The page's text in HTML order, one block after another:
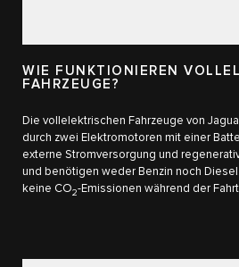
WIE FUNKTIONIEREN
FAHRZEUGE?
Die vollelektrischen Fahrzeuge von
durch zwei Elektromotoren mit einer
externe Stromversorgung und
und benötigen weder Benzin noch
keine CO2-Emissionen während der